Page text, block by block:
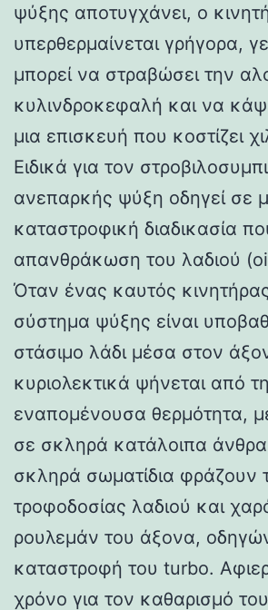
ψύξης αποτυγχάνει, ο
υπερθερμαίνεται γρήγορα,
μπορεί να στραβώσει την
κυλινδροκεφαλή και να
μια επισκευή που κοστίζει
Ειδικά για τον
ανεπαρκής ψύξη οδηγεί σε
καταστροφική διαδικασία
απανθράκωση του λαδιού
Όταν ένας καυτός
σύστημα ψύξης είναι
στάσιμο λάδι μέσα στον
κυριολεκτικά ψήνεται από
εναπομένουσα θερμότητα,
σε σκληρά κατάλοιπα
σκληρά σωματίδια φράζουν
τροφοδοσίας λαδιού και
ρουλεμάν του άξονα,
καταστροφή του turbo.
χρόνο για τον καθαρισμό